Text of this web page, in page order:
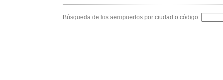
Búsqueda de los aeropuertos por ciudad o código: